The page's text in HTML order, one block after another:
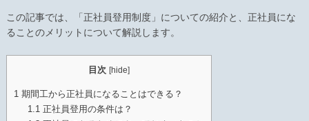
この記事では、「正社員登用制度」についての紹介と、正社員にな
ることのメリットについて解説します。
目次 [hide]
1期間工から正社員になることはできる？
1.1正社員登用の条件は？